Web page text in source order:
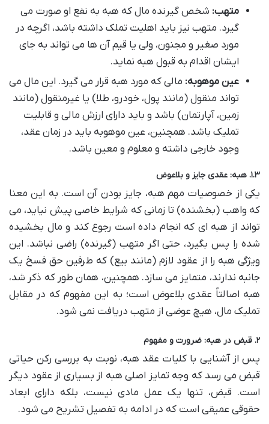
متهب: شخص گیرنده مال که هبه به نفع او صورت می
گیرد. متهب نیز باید اهلیت تملک داشته باشد، اگرچه در
مورد صغیر و مجنون، ولی یا قیم آن ها می تواند به جای
ایشان اقدام به قبول هبه نماید.
عین موهوبه: مالی که مورد هبه قرار می گیرد. این مال می
تواند منقول (مانند پول، خودرو، طلا) یا غیرمنقول (مانند
زمین، آپارتمان) باشد و باید دارای ارزش مالی و قابلیت
تملیک باشد. همچنین، عین موهوبه باید در زمان عقد،
وجود خارجی داشته و معلوم و معین باشد.
۱.۳. هبه: عقدی جایز و بلاعوض
یکی از خصوصیات مهم هبه، جایز بودن آن است. به این معنا
که واهب (بخشنده) تا زمانی که شرایط خاصی پیش نیاید، می
تواند از هبه ای که انجام داده است رجوع کند و مال بخشیده
شده را پس بگیرد، حتی اگر متهب (گیرنده) راضی نباشد. این
ویژگی هبه را از عقود لازم (مانند بیع) که طرفین حق فسخ یک
جانبه ندارند، متمایز می سازد. همچنین، همان طور که ذکر شد،
هبه اصالتاً عقدی بلاعوض است؛ به این مفهوم که در مقابل
تملیک مال، هیچ عوضی از متهب دریافت نمی شود.
۲. قبض در هبه: ضرورت و مفهوم
پس از آشنایی با کلیات عقد هبه، نوبت به بررسی رکن حیاتی
قبض می رسد که وجه تمایز اصلی هبه از بسیاری از عقود دیگر
است. قبض، تنها یک عمل مادی نیست، بلکه دارای ابعاد
حقوقی عمیقی است که در ادامه به تفصیل تشریح می شود.